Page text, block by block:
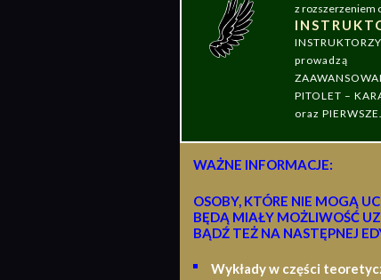
z rozszerzeniem
prowadzą
PITOLET –
oraz
WAŻNE INFORMACJE:
OSOBY, KTÓRE NIE MOGĄ
BĘDĄ MIAŁY MOŻLIWOŚĆ
BĄDŹ TEŻ NA NASTĘPNEJ
Wykłady w części